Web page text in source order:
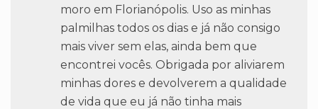
moro em Florianópolis. Uso as minhas
palmilhas todos os dias e já não consigo
mais viver sem elas, ainda bem que
encontrei vocês. Obrigada por aliviarem
minhas dores e devolverem a qualidade
de vida que eu já não tinha mais